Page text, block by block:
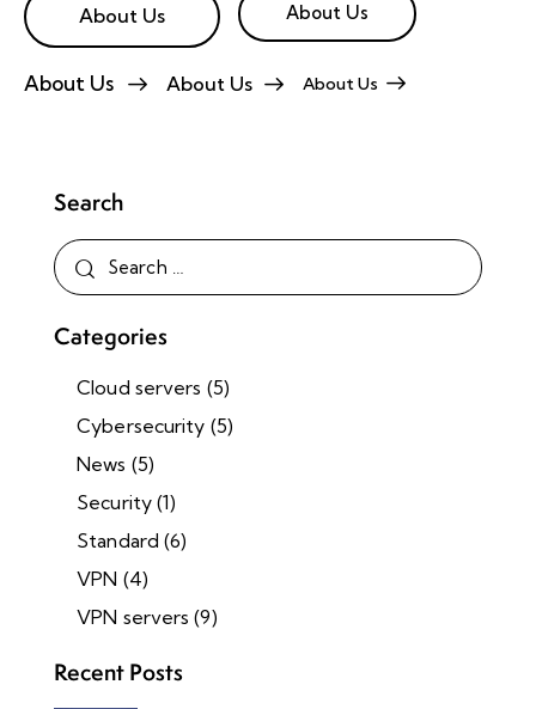
About Us About Us
About Us About Us About Us
Search
Categories
Cloud servers (5)
Cybersecurity (5)
News (5)
Security (1)
Standard (6)
VPN (4)
VPN servers (9)
Recent Posts